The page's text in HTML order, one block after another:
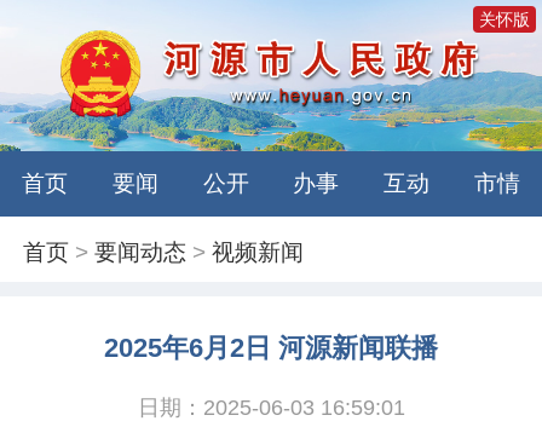
关怀版
首页 要闻 公开 办事 互动 市情
首页 >要闻动态 >视频新闻
2025年6月2日 河源新闻联播
日期：2025-06-03 16:59:01